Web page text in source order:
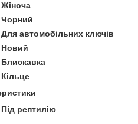
Жіноча
Чорний
Для автомобільних ключів
Новий
Блискавка
Кільце
Під рептилію